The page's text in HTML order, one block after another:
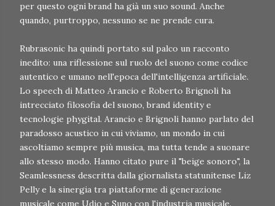
per questo ogni brand ha già un suo sound. Anche
quando, purtroppo, nessuno se ne prende cura.
Rubrasonic ha quindi portato sul palco un racconto
inedito: una riflessione sul ruolo del suono come codice
autentico e umano nell'epoca dell'intelligenza artificiale.
Lo speech di Matteo Arancio e Roberto Brignoli ha
intrecciato filosofia del suono, brand identity e
tecnologie phygital. Arancio e Brignoli hanno parlato del
paradosso acustico in cui viviamo, un mondo in cui
ascoltiamo sempre più musica, ma tutta tende a suonare
allo stesso modo. Hanno citato pure il "beige sonoro", la
Seamlessness descritta dalla giornalista statunitense Liz
Pelly e la sinergia tra piattaforme di generazione
musicale come Udio e Suno con l'industria musicale.